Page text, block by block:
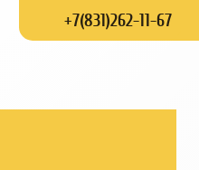
+7(831)262-11-67